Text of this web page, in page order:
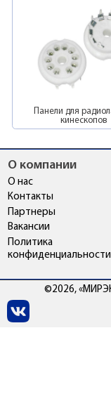
Панели для
кинескопов
О компании
О нас
Контакты
Партнеры
Вакансии
Политика
конфиденциальности
©2026,